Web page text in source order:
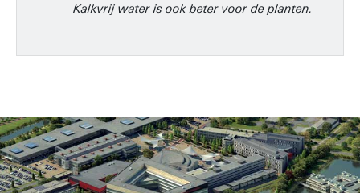
Kalkvrij water is ook beter voor de planten.